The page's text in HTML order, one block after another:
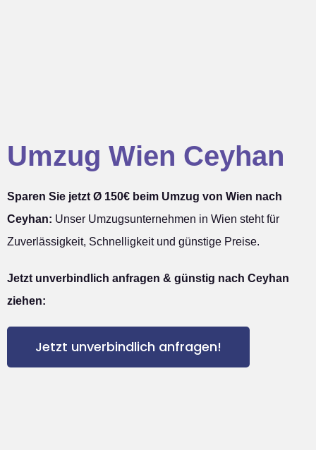
Umzug Wien Ceyhan
Sparen Sie jetzt Ø 150€ beim Umzug von Wien nach
Ceyhan: Unser Umzugsunternehmen in Wien steht für
Zuverlässigkeit, Schnelligkeit und günstige Preise.
Jetzt unverbindlich anfragen & günstig nach Ceyhan
ziehen:
Jetzt unverbindlich anfragen!